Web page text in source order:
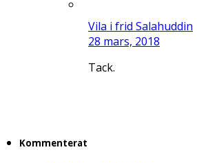
Vila i frid Salahuddin
28 mars, 2018
Tack.
Kommenterat